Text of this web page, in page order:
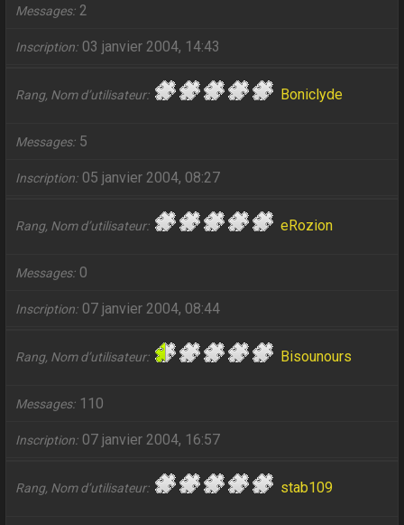
Messages 2
Inscription 03 janvier 2004, 14:43
Rang, Nom d’utilisateur Boniclyde
Messages 5
Inscription 05 janvier 2004, 08:27
Rang, Nom d’utilisateur eRozion
Messages 0
Inscription 07 janvier 2004, 08:44
Rang, Nom d’utilisateur Bisounours
Messages 110
Inscription 07 janvier 2004, 16:57
Rang, Nom d’utilisateur stab109